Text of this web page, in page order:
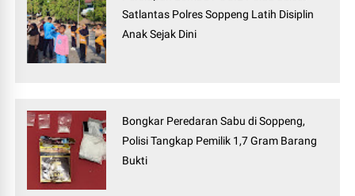
Satlantas Polres Soppeng Latih Disiplin
Anak Sejak Dini
Bongkar Peredaran Sabu di Soppeng,
Polisi Tangkap Pemilik 1,7 Gram Barang
Bukti